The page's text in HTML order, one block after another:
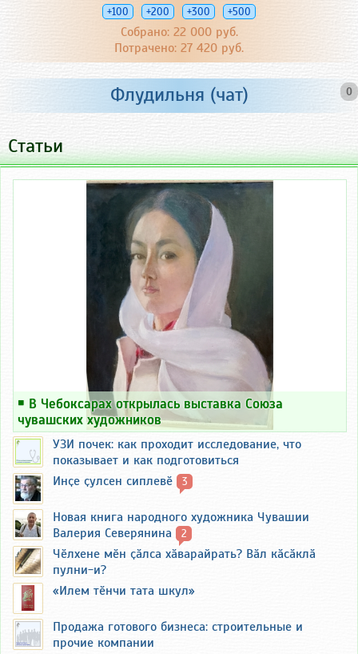
+100 +200 +300 +500
Собрано: 22 000 руб.
Потрачено: 27 420 руб.
0
Флудильня (чат)
Статьи
￭ В Чебоксарах открылась выставка Союза
чувашских художников
УЗИ почек: как проходит исследование, что
показывает и как подготовиться
Инҫе ҫулсен сиплевӗ
3
Новая книга народного художника Чувашии
Валерия Северянина
2
Чӗлхене мӗн ҫӑлса хӑварайрать? Вӑл кӑсӑклӑ
пулни-и?
«Илем тӗнчи тата шкул»
Продажа готового бизнеса: строительные и
прочие компании